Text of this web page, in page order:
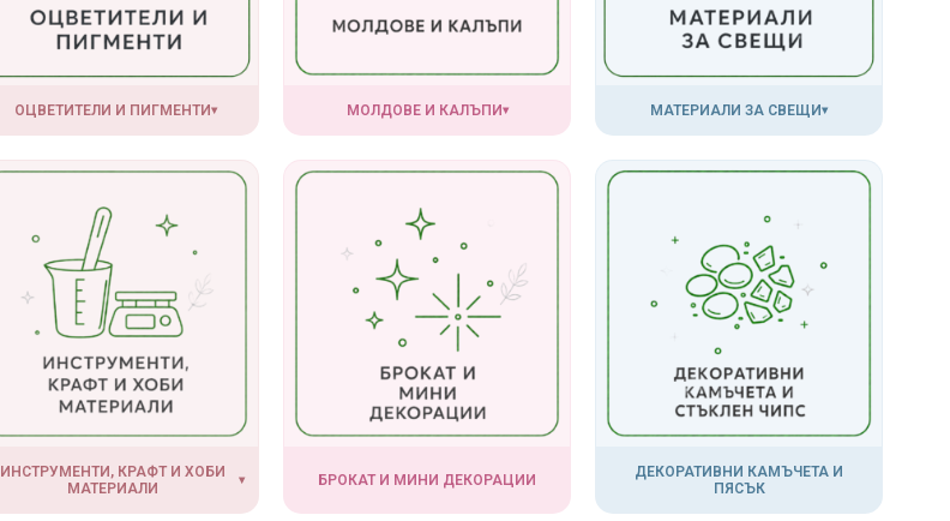
ОЦВЕТИТЕЛИ И ПИГМЕНТИ▾ МОЛДОВЕ И КАЛЪПИ▾ МАТЕРИАЛИ ЗА СВЕЩИ▾
ИНСТРУМЕНТИ, КРАФТ И ХОБИ
МАТЕРИАЛИ
▾ БРОКАТ И МИНИ ДЕКОРАЦИИ
ДЕКОРАТИВНИ КАМЪЧЕТА И
ПЯСЪК